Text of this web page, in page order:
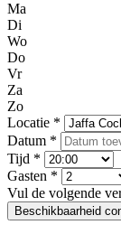
Ma
Di
Wo
Do
Vr
Za
Zo
Locatie *
Datum *
Tijd *
Gasten *
Vul de volgende
Beschikbaarheid